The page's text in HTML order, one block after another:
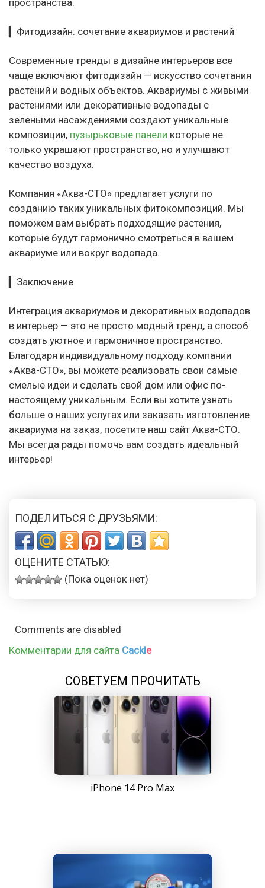
пространства.
▎Фитодизайн: сочетание аквариумов и растений
Современные тренды в дизайне интерьеров все
чаще включают фитодизайн — искусство сочетания
растений и водных объектов. Аквариумы с живыми
растениями или декоративные водопады с
зелеными насаждениями создают уникальные
композиции, пузырьковые панели которые не
только украшают пространство, но и улучшают
качество воздуха.
Компания «Аква-СТО» предлагает услуги по
созданию таких уникальных фитокомпозиций. Мы
поможем вам выбрать подходящие растения,
которые будут гармонично смотреться в вашем
аквариуме или вокруг водопада.
▎Заключение
Интеграция аквариумов и декоративных водопадов
в интерьер — это не просто модный тренд, а способ
создать уютное и гармоничное пространство.
Благодаря индивидуальному подходу компании
«Аква-СТО», вы можете реализовать свои самые
смелые идеи и сделать свой дом или офис по-
настоящему уникальным. Если вы хотите узнать
больше о наших услугах или заказать изготовление
аквариума на заказ, посетите наш сайт Аква-СТО.
Мы всегда рады помочь вам создать идеальный
интерьер!
ПОДЕЛИТЬСЯ С ДРУЗЬЯМИ:
ОЦЕНИТЕ СТАТЬЮ:
(Пока оценок нет)
Comments are disabled
Комментарии для сайта Cackle
СОВЕТУЕМ ПРОЧИТАТЬ
iPhone 14 Pro Max